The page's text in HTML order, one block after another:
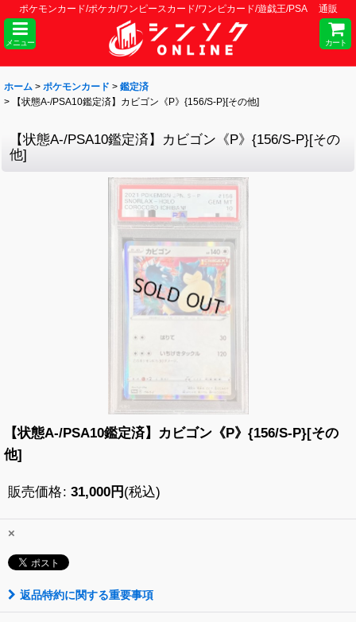
ポケモンカード/ポケカ/ワンピースカード/ワンピカード/遊戯王/PSA 通販
メニュー カート
ホーム > ポケモンカード > 鑑定済
>
【状態A-/PSA10鑑定済】カビゴン《P》{156/S-P}[その他]
【状態A-/PSA10鑑定済】カビゴン《P》{156/S-P}[その
他]
【状態A-/PSA10鑑定済】カビゴン《P》{156/S-P}[その
他]
販売価格: 31,000円 (税込)
×
返品特約に関する重要事項